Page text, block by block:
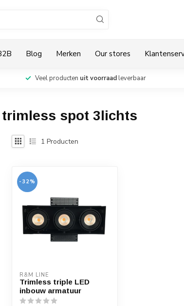
Blog Merken Our stores
Veel producten uit voorraadleverbaar
spot 3lichts
1 Producten
-32%
R&M LINE
Trimless triple LED
inbouw armatuur